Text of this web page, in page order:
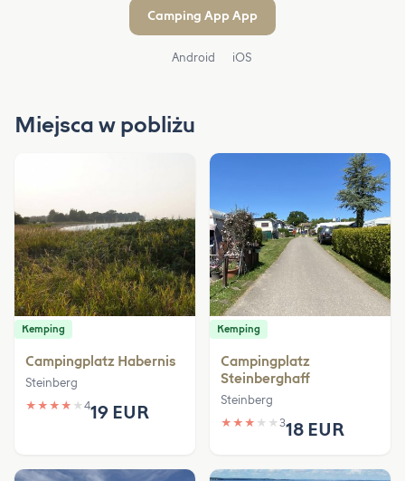
Camping App App
Android iOS
Miejsca w pobliżu
Kemping
Campingplatz Habernis
Steinberg
★ ★ ★ ★ ★ 419 EUR
Kemping
Campingplatz
Steinberghaff
Steinberg
★ ★ ★ ★ ★ 318 EUR